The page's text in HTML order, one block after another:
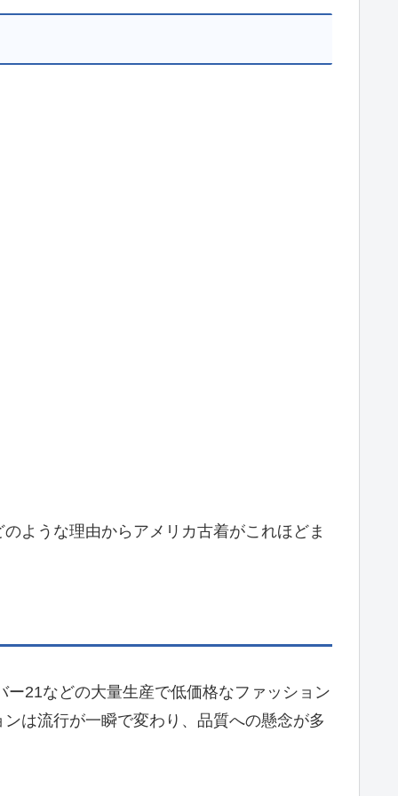
ような理由からアメリカ古着がこれほどま
21などの大量生産で低価格なファッション
は流行が一瞬で変わり、品質への懸念が多